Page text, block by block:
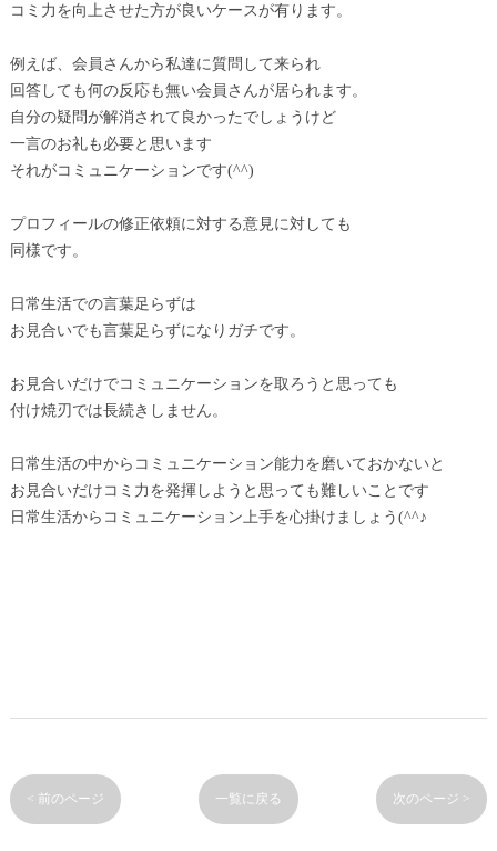
コミ力を向上させた方が良いケースが有ります。
例えば、会員さんから私達に質問して来られ
回答しても何の反応も無い会員さんが居られます。
自分の疑問が解消されて良かったでしょうけど
一言のお礼も必要と思います
それがコミュニケーションです(^^)
プロフィールの修正依頼に対する意見に対しても
同様です。
日常生活での言葉足らずは
お見合いでも言葉足らずになりガチです。
お見合いだけでコミュニケーションを取ろうと思っても
付け焼刃では長続きしません。
日常生活の中からコミュニケーション能力を磨いておかないと
お見合いだけコミ力を発揮しようと思っても難しいことです
日常生活からコミュニケーション上手を心掛けましょう(^^♪
< 前のページ 一覧に戻る 次のページ >